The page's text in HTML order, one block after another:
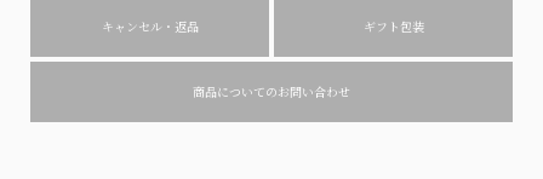
キャンセル・返品 ギフト包装
商品についてのお問い合わせ